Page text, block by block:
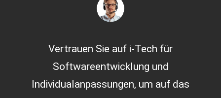
Vertrauen Sie auf i-Tech für
Softwareentwicklung und
Individualanpassungen, um auf das